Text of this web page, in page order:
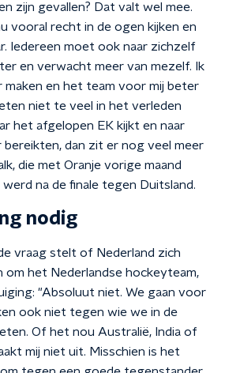
zijn gevallen? Dat valt wel mee.
vooral recht in de ogen kijken en
Iedereen moet ook naar zichzelf
en verwacht meer van mezelf. Ik
maken en het team voor mij beter
niet te veel in het verleden
het afgelopen EK kijkt en naar
bereikten, dan zit er nog veel meer
die met Oranje vorige maand
werd na de finale tegen Duitsland.
nodig
vraag stelt of Nederland zich
om het Nederlandse hockeyteam,
"Absoluut niet. We gaan voor
ook niet tegen wie we in de
Of het nou Australië, India of
mij niet uit. Misschien is het